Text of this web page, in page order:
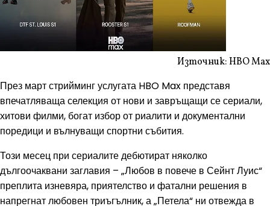
Източник: HBO Max
През март стрийминг услугата HBO Max представя
впечатляваща селекция от нови и завръщащи се сериали,
хитови филми, богат избор от риалити и документални
поредици и вълнуващи спортни събития.
Този месец при сериалите дебютират няколко
дългоочаквани заглавия – „Любов в повече в Сейнт Луис“
преплита изневяра, приятелство и фатални решения в
напрегнат любовен триъгълник, а „Петела“ ни отвежда в